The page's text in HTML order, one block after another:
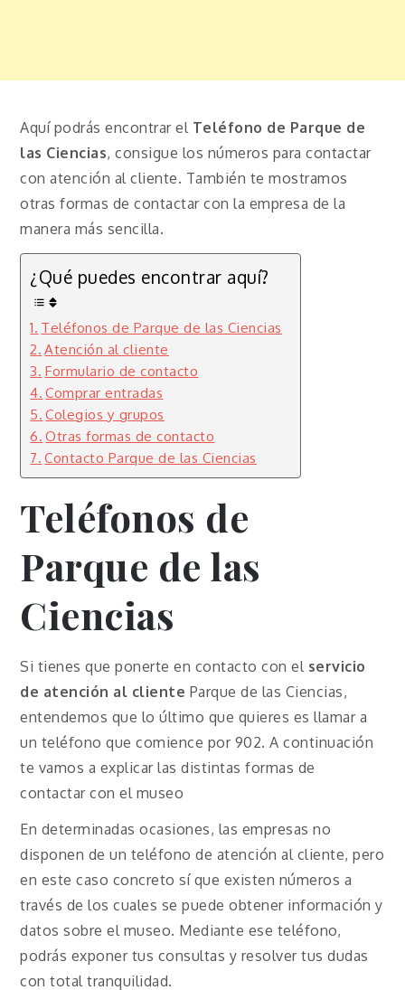
Aquí podrás encontrar el Teléfono de Parque de
las Ciencias, consigue los números para contactar
con atención al cliente. También te mostramos
otras formas de contactar con la empresa de la
manera más sencilla.
¿Qué puedes encontrar aquí?
Teléfonos de Parque de las Ciencias
Atención al cliente
Formulario de contacto
Comprar entradas
Colegios y grupos
Otras formas de contacto
Contacto Parque de las Ciencias
Teléfonos de
Parque de las
Ciencias
Si tienes que ponerte en contacto con el servicio
de atención al cliente Parque de las Ciencias,
entendemos que lo último que quieres es llamar a
un teléfono que comience por 902. A continuación
te vamos a explicar las distintas formas de
contactar con el museo
En determinadas ocasiones, las empresas no
disponen de un teléfono de atención al cliente, pero
en este caso concreto sí que existen números a
través de los cuales se puede obtener información y
datos sobre el museo. Mediante ese teléfono,
podrás exponer tus consultas y resolver tus dudas
con total tranquilidad.